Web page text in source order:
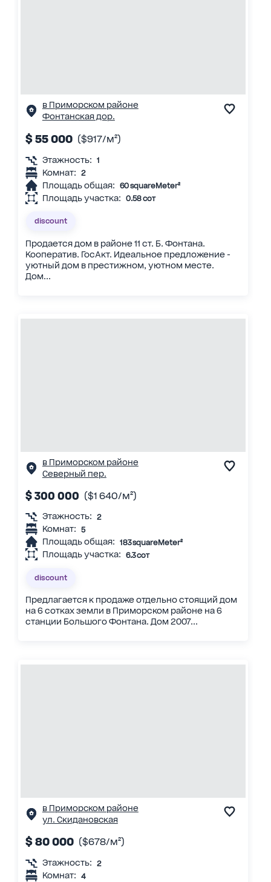
в Приморском районе
Фонтанская дор.
$ 55 000 ($917/м²)
Этажность: 1
Комнат: 2
Площадь общая: 60 squareMeter²
Площадь участка: 0.58 сот
discount
Продается дом в районе 11 ст. Б. Фонтана.
Кооператив. ГосАкт. Идеальное предложение -
уютный дом в престижном, уютном месте.
Дом...
в Приморском районе
Северный пер.
$ 300 000 ($1 640/м²)
Этажность: 2
Комнат: 5
Площадь общая: 183 squareMeter²
Площадь участка: 6.3 сот
discount
Предлагается к продаже отдельно стоящий дом
на 6 сотках земли в Приморском районе на 6
станции Большого Фонтана. Дом 2007...
в Приморском районе
ул. Скидановская
$ 80 000 ($678/м²)
Этажность: 2
Комнат: 4